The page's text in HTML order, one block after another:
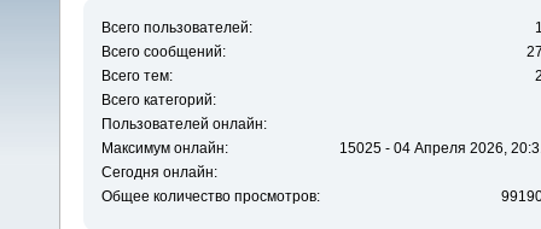
Всего пользователей:
Всего сообщений:
Всего тем:
Всего категорий:
Пользователей онлайн:
Максимум онлайн:
15025 - 04 Апреля 2026,
Сегодня онлайн:
Общее количество просмотров: